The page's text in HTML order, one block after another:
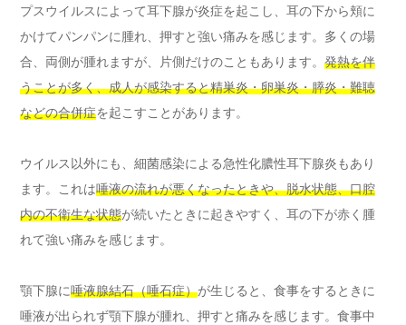
プスウイルスによって耳下腺が炎症を起こし、耳の下から頬に
かけてパンパンに腫れ、押すと強い痛みを感じます。多くの場
合、両側が腫れますが、片側だけのこともあります。 発熱を伴
うことが多く、成人が感染すると精巣炎・卵巣炎・膵炎・難聴
などの合併症を起こすことがあります。
ウイルス以外にも、細菌感染による急性化膿性耳下腺炎もあり
ます。これは唾液の流れが悪くなったときや、脱水状態、口腔
内の不衛生な状態が続いたときに起きやすく、耳の下が赤く腫
れて強い痛みを感じます。
顎下腺に唾液腺結石（唾石症）が生じると、食事をするときに
唾液が出られず顎下腺が腫れ、押すと痛みを感じます。食事中